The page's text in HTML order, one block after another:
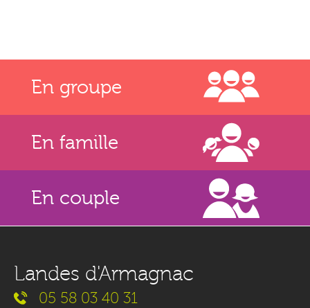
En groupe
En famille
En couple
Landes d'Armagnac
05 58 03 40 31